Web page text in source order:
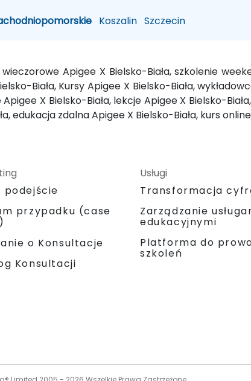
Koszalin Szczecin
Apigee X Bielsko-Biała, szkolenie
Biała, Kursy Apigee X Bielsko-Biała,
X Bielsko-Biała, lekcje Apigee X Bielsko-
edukacja zdalna Apigee X Bielsko-Biała, kurs
podejście
przypadku (case
o Konsultacje
Konsultacji
Usługi
Transformacja
Zarządzanie
edukacyjnymi
Platforma do
szkoleń